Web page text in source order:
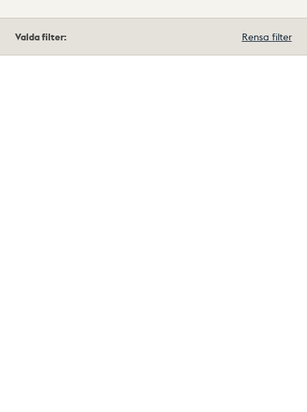
träffar
Valda filter: Rensa filter